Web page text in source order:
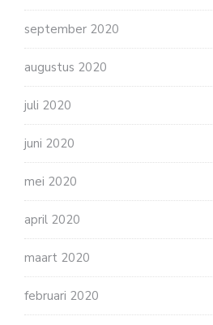
september 2020
augustus 2020
juli 2020
juni 2020
mei 2020
april 2020
maart 2020
februari 2020